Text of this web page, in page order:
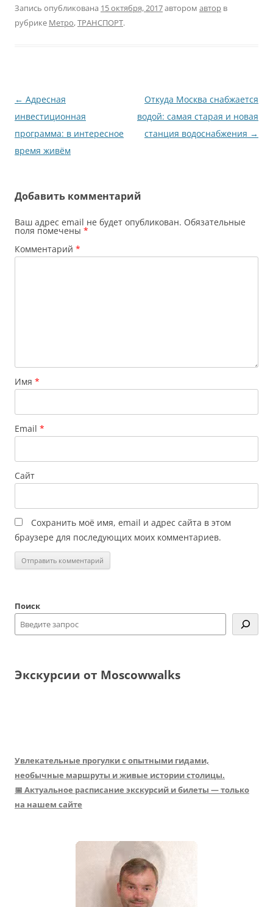
Запись опубликована 15 октября, 2017автором автор в
рубрике Метро,ТРАНСПОРТ.
Навигация
по
записям
← Адресная
инвестиционная
программа: в интересное
время живём
Откуда Москва снабжается
водой: самая старая и новая
станция водоснабжения →
Добавить комментарий
Ваш адрес email не будет опубликован. Обязательные
поля помечены *
Комментарий *
Имя *
Email *
Сайт
Сохранить моё имя, email и адрес сайта в этом
браузере для последующих моих комментариев.
Поиск
Экскурсии от Moscowwalks
Увлекательные прогулки с опытными гидами,
необычные маршруты и живые истории столицы.
📅 Актуальное расписание экскурсий и билеты — только
на нашем сайте